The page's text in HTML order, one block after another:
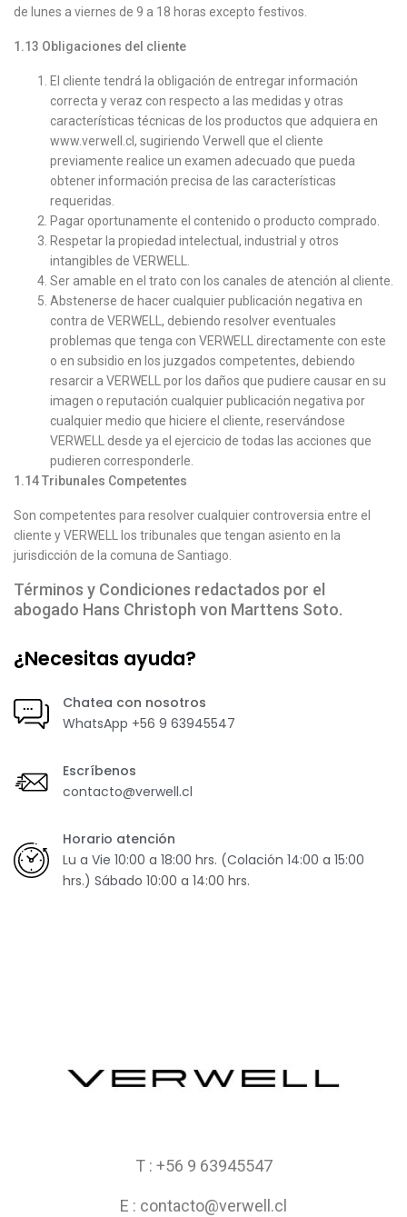
de lunes a viernes de 9 a 18 horas excepto festivos.
1.13 Obligaciones del cliente
El cliente tendrá la obligación de entregar información
correcta y veraz con respecto a las medidas y otras
características técnicas de los productos que adquiera en
www.verwell.cl, sugiriendo Verwell que el cliente
previamente realice un examen adecuado que pueda
obtener información precisa de las características
requeridas.
Pagar oportunamente el contenido o producto comprado.
Respetar la propiedad intelectual, industrial y otros
intangibles de VERWELL.
Ser amable en el trato con los canales de atención al cliente.
Abstenerse de hacer cualquier publicación negativa en
contra de VERWELL, debiendo resolver eventuales
problemas que tenga con VERWELL directamente con este
o en subsidio en los juzgados competentes, debiendo
resarcir a VERWELL por los daños que pudiere causar en su
imagen o reputación cualquier publicación negativa por
cualquier medio que hiciere el cliente, reservándose
VERWELL desde ya el ejercicio de todas las acciones que
pudieren corresponderle.
1.14Tribunales Competentes
Son competentes para resolver cualquier controversia entre el
cliente y VERWELL los tribunales que tengan asiento en la
jurisdicción de la comuna de Santiago.
Términos y Condiciones redactados por el
abogado Hans Christoph von Marttens Soto.
¿Necesitas ayuda?
Chatea con nosotros
WhatsApp +56 9 63945547
Escríbenos
contacto@verwell.cl
Horario atención
Lu a Vie 10:00 a 18:00 hrs. (Colación 14:00 a 15:00
hrs.) Sábado 10:00 a 14:00 hrs.
T : +56 9 63945547
E : contacto@verwell.cl